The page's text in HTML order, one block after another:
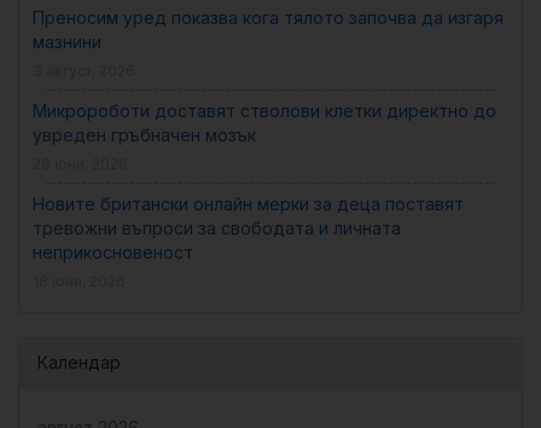
Преносим уред показва кога тялото започва да изгаря
мазнини
Микророботи доставят стволови клетки директно до
увреден гръбначен мозък
Новите британски онлайн мерки за деца поставят
тревожни въпроси за свободата и личната
неприкосновеност
Календар